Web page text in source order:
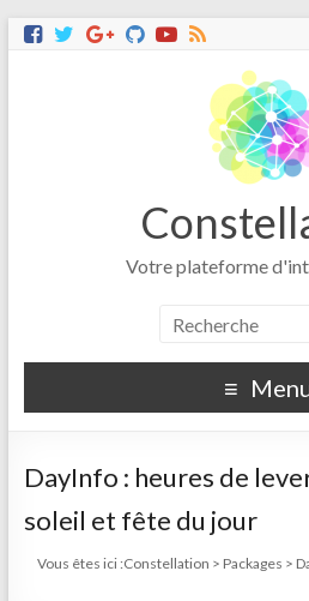
Votre plateforme
DayInfo : heures de
soleil et fête du jour
Vous êtes ici :Constellation > Packages >